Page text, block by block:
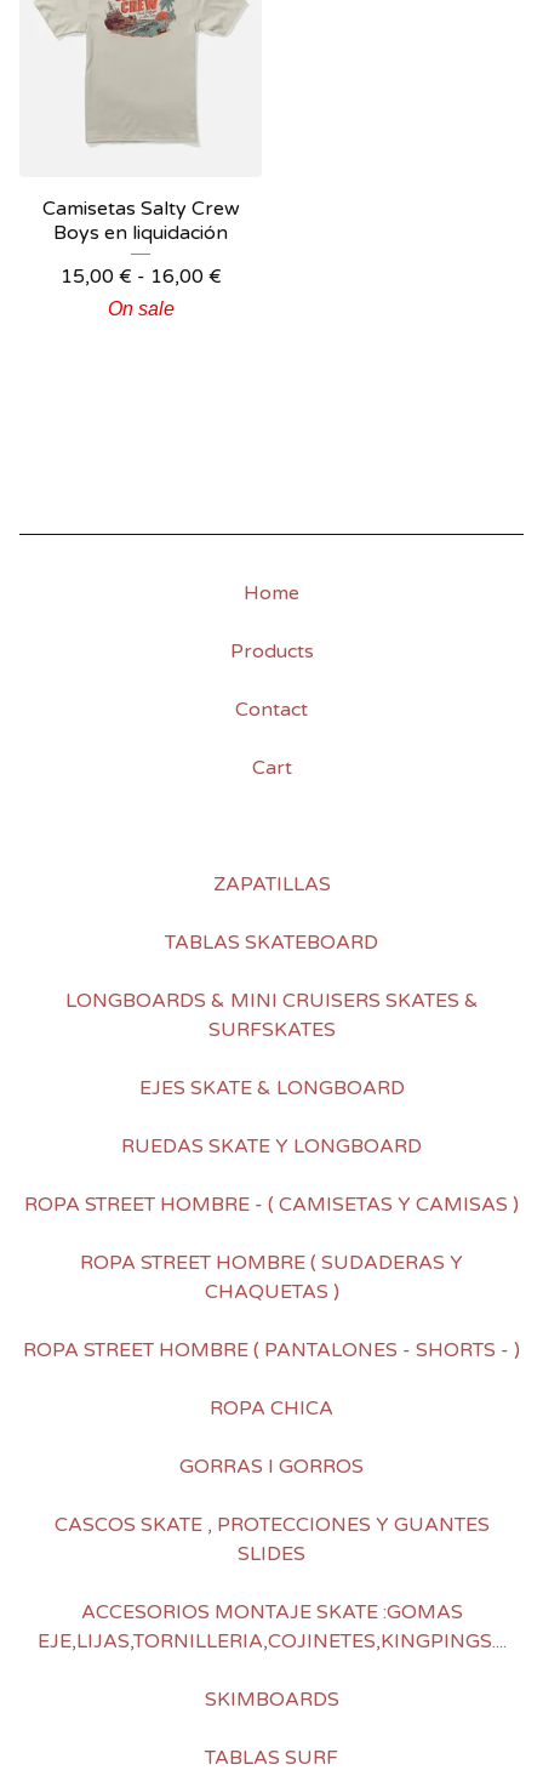
Camisetas Salty Crew
Boys en liquidación
15,00 € - 16,00 €
On sale
Home
Products
Contact
Cart
ZAPATILLAS
TABLAS SKATEBOARD
LONGBOARDS & MINI CRUISERS SKATES &
SURFSKATES
EJES SKATE & LONGBOARD
RUEDAS SKATE Y LONGBOARD
ROPA STREET HOMBRE - ( CAMISETAS Y CAMISAS )
ROPA STREET HOMBRE ( SUDADERAS Y
CHAQUETAS )
ROPA STREET HOMBRE ( PANTALONES - SHORTS - )
ROPA CHICA
GORRAS I GORROS
CASCOS SKATE , PROTECCIONES Y GUANTES
SLIDES
ACCESORIOS MONTAJE SKATE :GOMAS
EJE,LIJAS,TORNILLERIA,COJINETES,KINGPINGS....
SKIMBOARDS
TABLAS SURF